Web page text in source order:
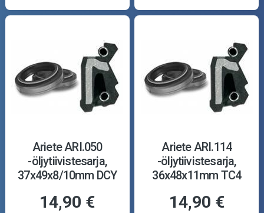
Ariete ARI.050
-öljytiivistesarja,
37x49x8/10mm DCY
14,90 €
Ariete ARI.114
-öljytiivistesarja,
36x48x11mm TC4
14,90 €